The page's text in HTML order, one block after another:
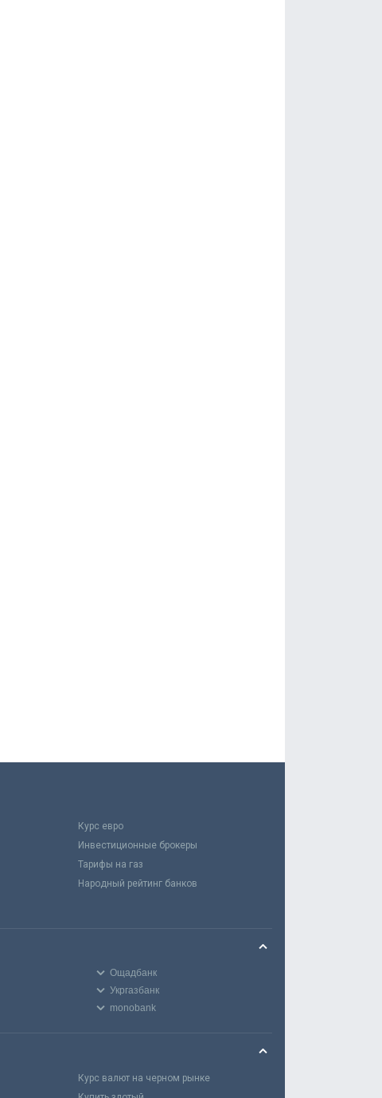
Курс евро
Инвестиционные брокеры
Тарифы на газ
Народный рейтинг банков
Ощадбанк
Укргазбанк
monobank
Курс валют на черном рынке